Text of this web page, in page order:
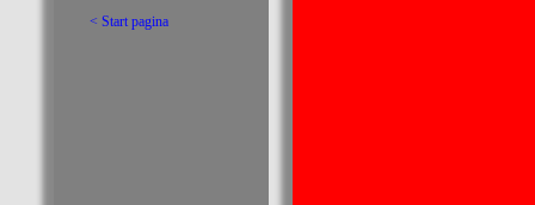
< Start pagina